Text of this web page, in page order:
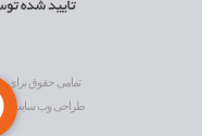
تمامی حقوق برای
طراحی وب سایت
و